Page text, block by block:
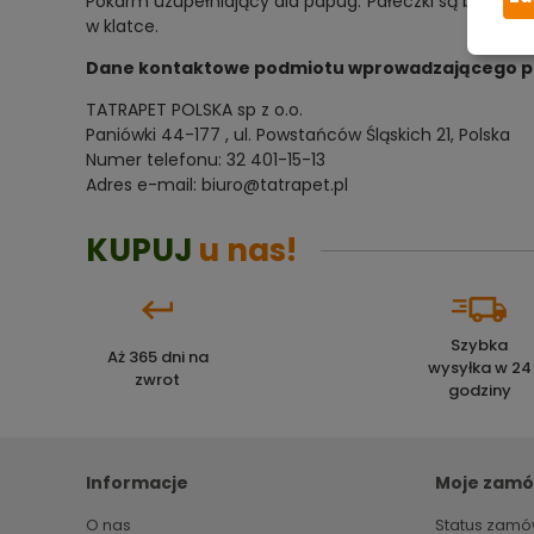
w klatce.
Dane kontaktowe podmiotu wprowadzającego
TATRAPET POLSKA sp z o.o.
Paniówki 44-177 , ul. Powstańców Śląskich 21, Polska
Numer telefonu: 32 401-15-13
Adres e-mail: biuro@tatrapet.pl
KUPUJ u nas!
Aż 365 dni na
zwrot
Szybka
wysyłka w 24
godziny
Informacje
O nas
Moje
Status